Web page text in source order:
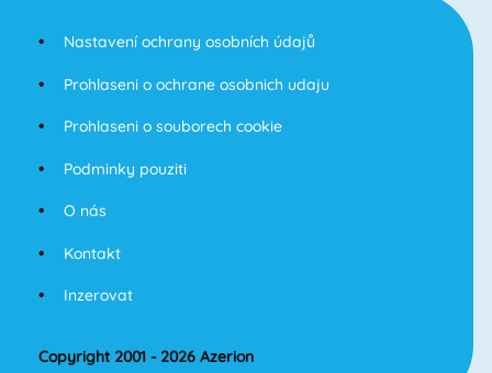
Nastavení ochrany osobních údajů
Prohlaseni o ochrane osobnich udaju
Prohlaseni o souborech cookie
Podminky pouziti
O nás
Kontakt
Inzerovat
Copyright 2001 - 2026 Azerion